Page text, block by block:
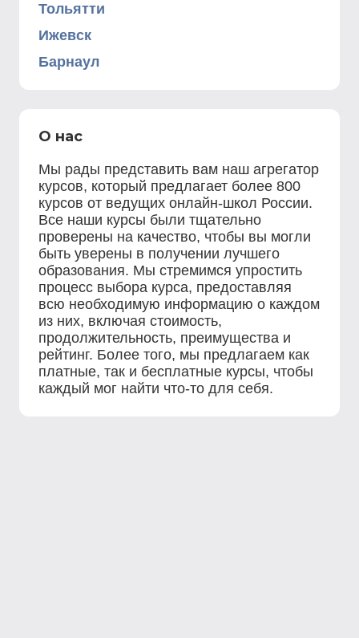
Тольятти
Ижевск
Барнаул
О нас
Мы рады представить вам наш агрегатор
курсов, который предлагает более 800
курсов от ведущих онлайн-школ России.
Все наши курсы были тщательно
проверены на качество, чтобы вы могли
быть уверены в получении лучшего
образования. Мы стремимся упростить
процесс выбора курса, предоставляя
всю необходимую информацию о каждом
из них, включая стоимость,
продолжительность, преимущества и
рейтинг. Более того, мы предлагаем как
платные, так и бесплатные курсы, чтобы
каждый мог найти что-то для себя.